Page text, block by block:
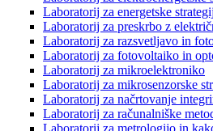
Laboratorij za energetske
Laboratorij za preskrbo z
Laboratorij za razsvetljavo in
Laboratorij za fotovoltaiko in
Laboratorij za mikroelektroniko
Laboratorij za mikrosenzorske
Laboratorij za načrtovanje
Laboratorij za računalniške
Laboratorij za metrologijo in